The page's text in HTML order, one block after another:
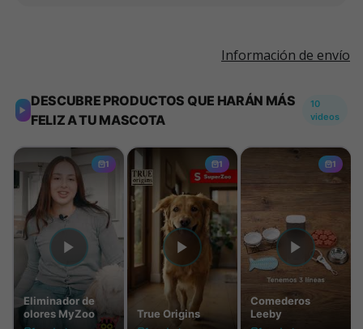
Información de envío